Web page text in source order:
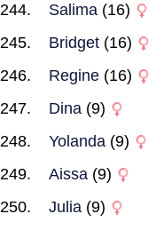
Salima (16)
Bridget (16)
Regine (16)
Dina (9)
Yolanda (9)
Aissa (9)
Julia (9)